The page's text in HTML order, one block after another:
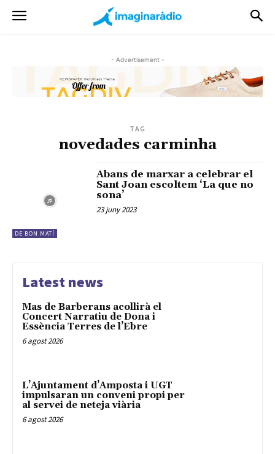
- Advertisement -
TAG
novedades carminha
DE BON MATÍ
Abans de marxar a celebrar el
Sant Joan escoltem ‘La que no
sona’
23 juny 2023
Latest news
Mas de Barberans acollirà el
Concert Narratiu de Dona i
Essència Terres de l’Ebre
6 agost 2026
L’Ajuntament d’Amposta i UGT
impulsaran un conveni propi per
al servei de neteja viària
6 agost 2026